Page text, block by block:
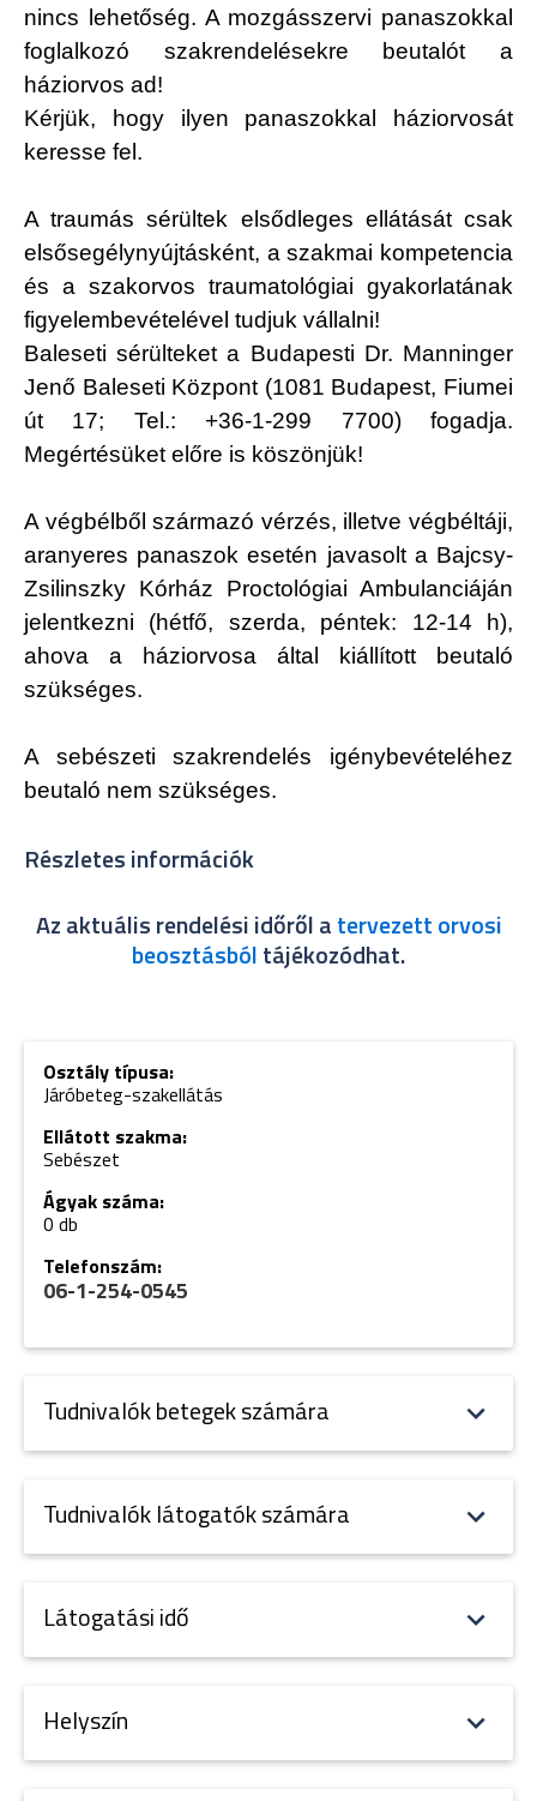
nincs lehetőség. A mozgásszervi panaszokkal
foglalkozó szakrendelésekre beutalót a
háziorvos ad!
Kérjük, hogy ilyen panaszokkal háziorvosát
keresse fel.
A traumás sérültek elsődleges ellátását csak
elsősegélynyújtásként, a szakmai kompetencia
és a szakorvos traumatológiai gyakorlatának
figyelembevételével tudjuk vállalni!
Baleseti sérülteket a Budapesti Dr. Manninger
Jenő Baleseti Központ (1081 Budapest, Fiumei
út 17; Tel.: +36-1-299 7700) fogadja.
Megértésüket előre is köszönjük!
A végbélből származó vérzés, illetve végbéltáji,
aranyeres panaszok esetén javasolt a Bajcsy-
Zsilinszky Kórház Proctológiai Ambulanciáján
jelentkezni (hétfő, szerda, péntek: 12-14 h),
ahova a háziorvosa által kiállított beutaló
szükséges.
A sebészeti szakrendelés igénybevételéhez
beutaló nem szükséges.
Részletes információk
Az aktuális rendelési időről atervezett orvosi
beosztásbóltájékozódhat.
Osztály típusa:
Járóbeteg-szakellátás
Ellátott szakma:
Sebészet
Ágyak száma:
0 db
Telefonszám:
06-1-254-0545
Tudnivalók betegek számára
Tudnivalók látogatók számára
Látogatási idő
Helyszín